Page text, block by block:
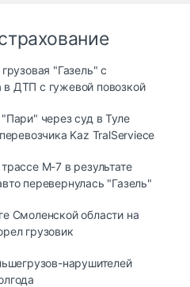
"Газель" с
ДТП с гужевой повозкой
через суд в Туле
Kaz TralServiece
М-7 в результате
перевернулась "Газель"
Смоленской области на
грузовик
нарушителей